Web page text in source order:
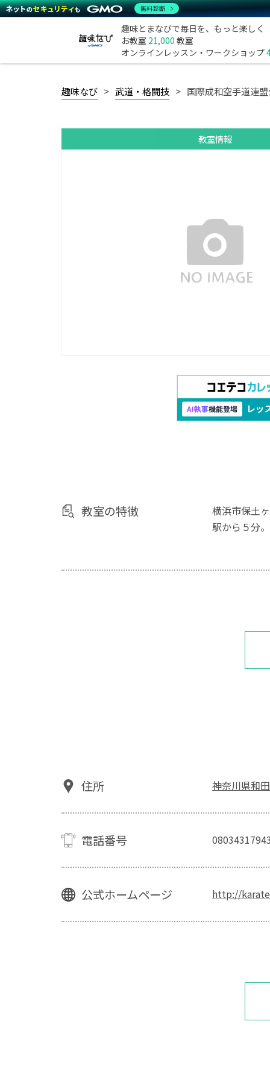
趣味とまなびで毎日を、もっと楽しく
お教室 21,000 教室
オンラインレッスン・ワークショップ
趣味なび 武道・格闘技 国際成和空手道連
教室情報
教室の特徴
横浜市保土
駅から５分
住所 神奈川県和
電話番号
公式ホームページ http://
無料診断